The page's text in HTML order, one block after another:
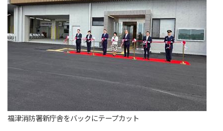
福津消防署新庁舎をバックにテープカット